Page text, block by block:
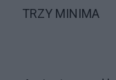
TRZY MINIMA